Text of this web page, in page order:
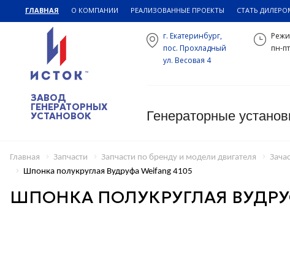
ГЛАВНАЯ О КОМПАНИИ РЕАЛИЗОВАННЫЕ ПРОЕКТЫ СТАТЬ
ЗАВОД
ГЕНЕРАТОРНЫХ
УСТАНОВОК
г. Екатеринбург,
пос. Прохладный
ул. Весовая 4
пн-
Генераторные
Главная Запчасти Запчасти по бренду и модели двигателя
Шпонка полукруглая Вудруфа Weifang 4105
ШПОНКА ПОЛУКРУГЛАЯ